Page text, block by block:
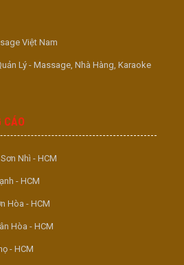
Việt Nam
Lý - Massage, Nhà Hàng, Karaoke
CÁO
Nhì - HCM
- HCM
Hòa - HCM
Hòa - HCM
- HCM